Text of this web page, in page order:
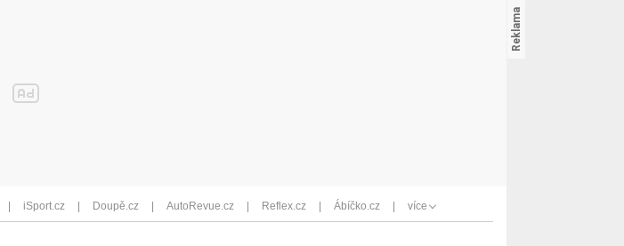
iSport.cz Doupě.cz AutoRevue.cz Reflex.cz Ábíčko.cz více